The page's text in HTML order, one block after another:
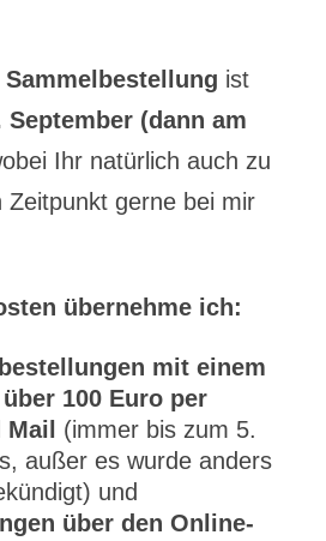
Sammelbestellung ist
September (dann am
Ihr natürlich auch zu
Zeitpunkt gerne bei mir
übernehme ich:
mit einem
100 Euro per
(immer bis zum 5.
außer es wurde anders
und
über den Online-